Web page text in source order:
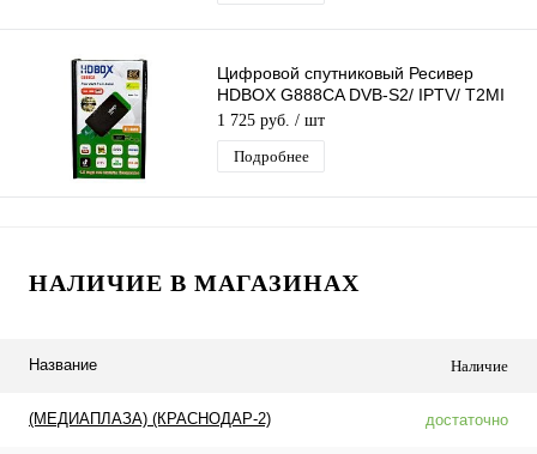
Цифровой спутниковый Ресивер
HDBOX G888CA DVB-S2/ IPTV/ T2MI
слот для карты, поддержка 3G
модема
1 725 руб. / шт
Подробнее
НАЛИЧИЕ В МАГАЗИНАХ
Название Наличие
(МЕДИАПЛАЗА) (КРАСНОДАР-2) достаточно